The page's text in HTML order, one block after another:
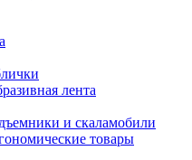
лента
и скаламобили
товары